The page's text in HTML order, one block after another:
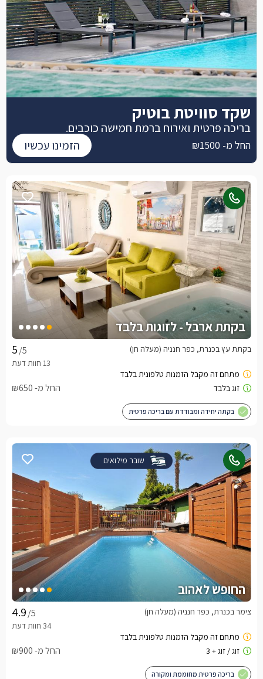
בקתת ארבל - לזוגות בלבד
/5 בקתת עץ בכנרת, כפר חנניה (מעלה חן)
החל מ- ₪650
בקתה יחידה ומבודדת עם בריכה פרטית
שובר מילואים
החופש לאהוב
/5 צימר בכנרת, כפר חנניה (מעלה חן)
החל מ- ₪900
בריכה פרטית מחוממת ומקורה
שקד סוויטת בוטיק
בריכה פרטית ואירוח ברמת חמישה כוכבים.
החל מ- ₪1500 הזמינו עכשיו